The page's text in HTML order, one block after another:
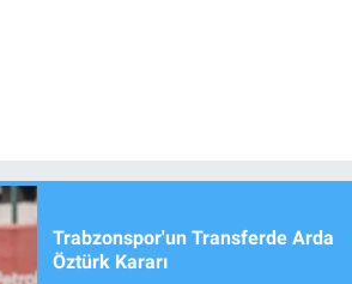
Trabzonspor'un Transferde Arda
Öztürk Kararı